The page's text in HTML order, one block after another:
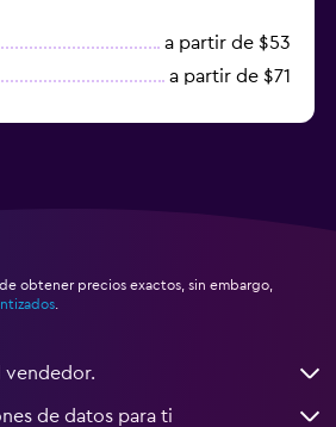
a partir de $53
a partir de $71
obtener precios exactos, sin embargo,
vendedor.
de datos para ti